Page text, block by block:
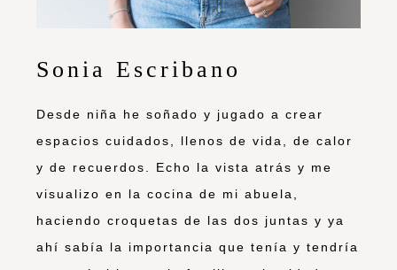
Sonia Escribano
Desde niña he soñado y jugado a crear
espacios cuidados, llenos de vida, de calor
y de recuerdos. Echo la vista atrás y me
visualizo en la cocina de mi abuela,
haciendo croquetas de las dos juntas y ya
ahí sabía la importancia que tenía y tendría